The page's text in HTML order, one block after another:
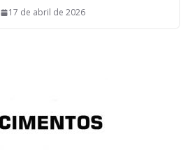
17 de abril de 2026